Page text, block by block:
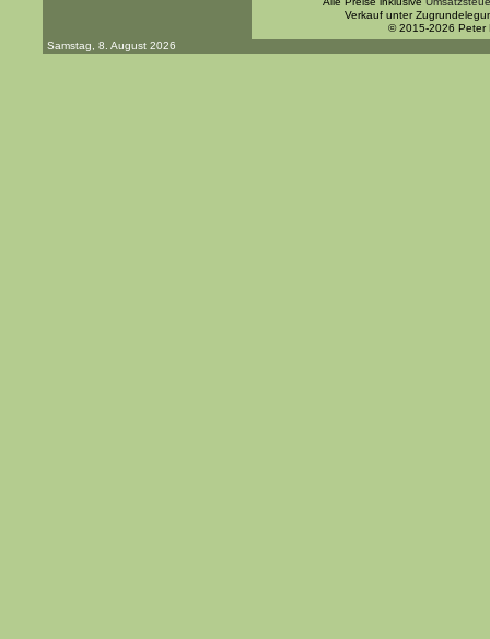
Verkauf unter
© 2015-2026 Peter
Samstag, 8. August 2026